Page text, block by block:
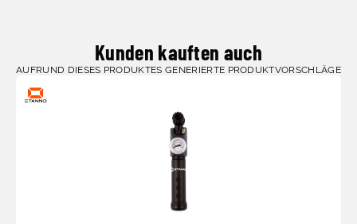
Kunden kauften auch
AUFRUND DIESES PRODUKTES GENERIERTE PRODUKTVORSCHLÄGE